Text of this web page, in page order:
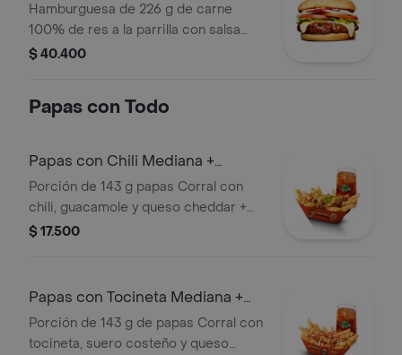
Hamburguesa de 226 g de carne
100% de res a la parrilla con salsa
bbq, queso mozzarella, tomate en
mostaza
$ 40.400
Papas con Todo
Papas con Chili Mediana +
bebida
Porción de 143 g papas Corral con
chili, guacamole y queso cheddar +
bebida
$ 17.500
Papas con Tocineta Mediana +
bebida
Porción de 143 g de papas Corral con
tocineta, suero costeño y queso